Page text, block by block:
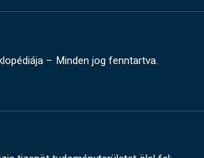
– Minden jog fenntartva.